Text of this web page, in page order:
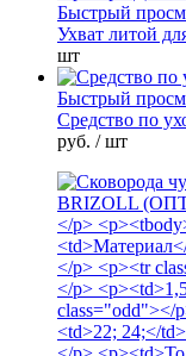
Быстрый
Ухват литой
шт
Быстрый
Средство по
руб. / шт